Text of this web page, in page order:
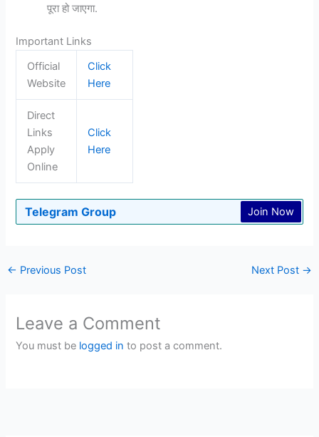
पूरा हो जाएगा.
Important Links
Official
Website
Click
Here
Direct
Links
Apply
Online
Click
Here
Telegram Group Join Now
← Previous Post Next Post →
Leave a Comment
You must be logged in to post a comment.